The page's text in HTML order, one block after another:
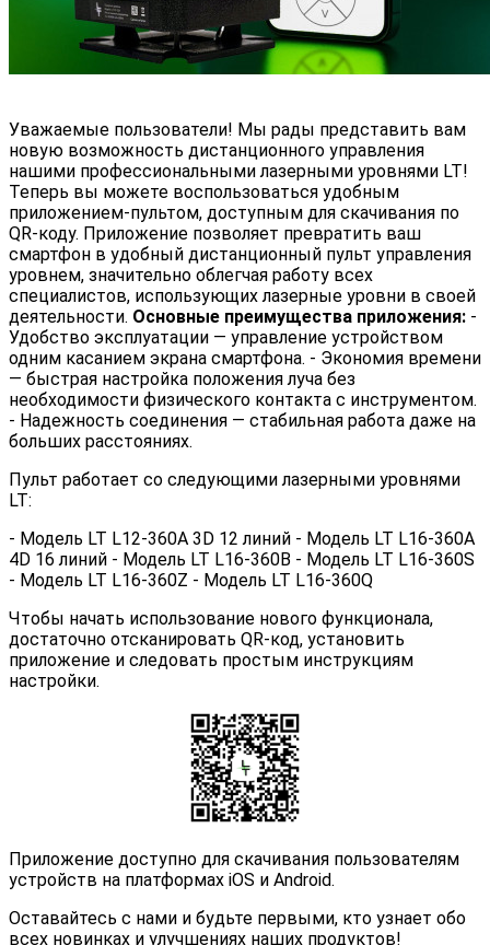
Уважаемые пользователи! Мы рады представить вам
новую возможность дистанционного управления
нашими профессиональными лазерными уровнями LT!
Теперь вы можете воспользоваться удобным
приложением-пультом, доступным для скачивания по
QR-коду. Приложение позволяет превратить ваш
смартфон в удобный дистанционный пульт управления
уровнем, значительно облегчая работу всех
специалистов, использующих лазерные уровни в своей
деятельности. Основные преимущества приложения: -
Удобство эксплуатации — управление устройством
одним касанием экрана смартфона. - Экономия времени
— быстрая настройка положения луча без
необходимости физического контакта с инструментом.
- Надежность соединения — стабильная работа даже на
больших расстояниях.
Пульт работает со следующими лазерными уровнями
LT:
- Модель LT L12-360A 3D 12 линий - Модель LT L16-360A
4D 16 линий - Модель LT L16-360B - Модель LT L16-360S
- Модель LT L16-360Z - Модель LT L16-360Q
Чтобы начать использование нового функционала,
достаточно отсканировать QR-код, установить
приложение и следовать простым инструкциям
настройки.
Приложение доступно для скачивания пользователям
устройств на платформах iOS и Android.
Оставайтесь с нами и будьте первыми, кто узнает обо
всех новинках и улучшениях наших продуктов!